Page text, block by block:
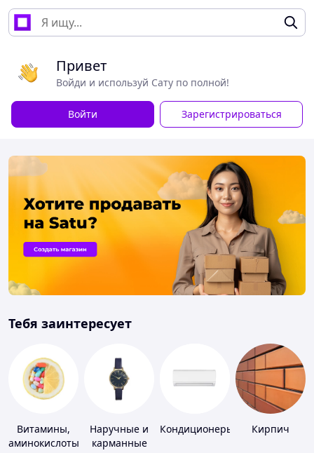
Привет
Войди и используй Сату по полной!
Войти Зарегистрироваться
Тебя заинтересует
Витамины,
аминокислоты
Наручные и
карманные
Кондиционеры Кирпич